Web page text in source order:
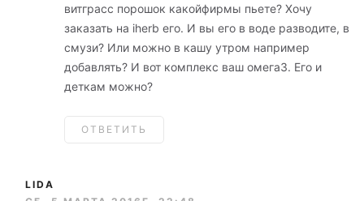
витграсс порошок какойфирмы пьете? Хочу
заказать на iherb его. И вы его в воде разводите, в
смузи? Или можно в кашу утром например
добавлять? И вот комплекс ваш омега3. Его и
деткам можно?
ОТВЕТИТЬ
LIDA